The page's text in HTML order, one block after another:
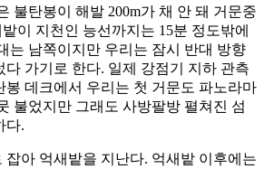
불탄봉이 해발 200m가 채 안 돼 거문중
이 지천인 능선까지는 15분 정도밖에
는 남쪽이지만 우리는 잠시 반대 방향
다 가기로 한다. 일제 강점기 지하 관측
봉 데크에서 우리는 첫 거문도 파노라마
불었지만 그래도 사방팔방 펼쳐진 섬
다.
잡아 억새밭을 지난다. 억새밭 이후에는